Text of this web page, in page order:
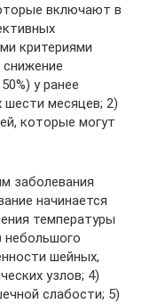
включают в
критериями
у ранее
месяцев; 2)
которые могут
заболевания
начинается
температуры
небольшого
шейных,
узлов; 4)
слабости; 5)